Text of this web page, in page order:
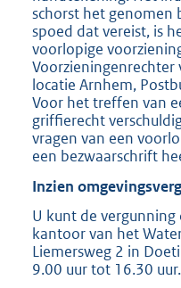
schorst het genomen
spoed dat vereist, is
voorlopige
Voorzieningenrechter
locatie Arnhem,
Voor het treffen van
griffierecht
vragen van een
een bezwaarschrift
Inzien
U kunt de
kantoor van het
Liemersweg 2 in
9.00 uur tot 16.30 uur.